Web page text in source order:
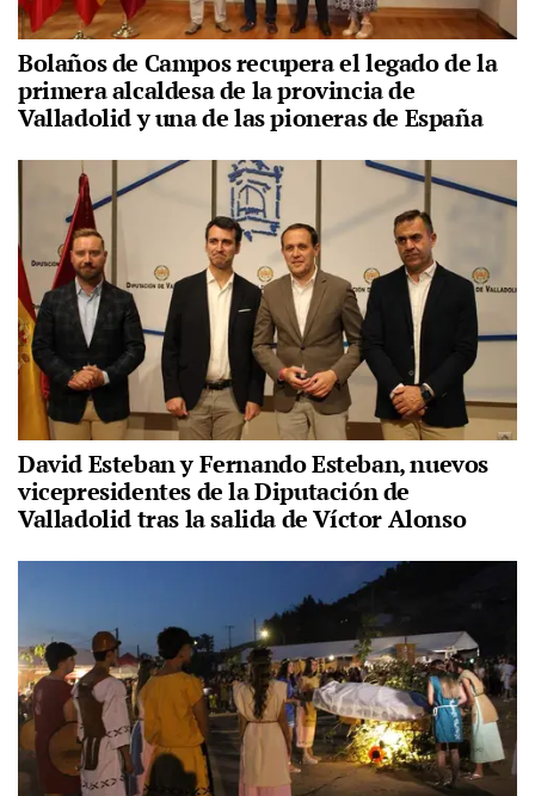
Bolaños de Campos recupera el legado de la
primera alcaldesa de la provincia de
Valladolid y una de las pioneras de España
David Esteban y Fernando Esteban, nuevos
vicepresidentes de la Diputación de
Valladolid tras la salida de Víctor Alonso